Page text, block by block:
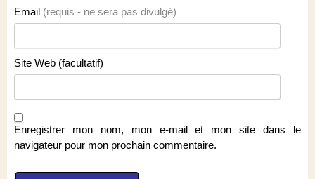
Email (requis - ne sera pas divulgé)
Site Web (facultatif)
Enregistrer mon nom, mon e-mail et mon site dans le
navigateur pour mon prochain commentaire.